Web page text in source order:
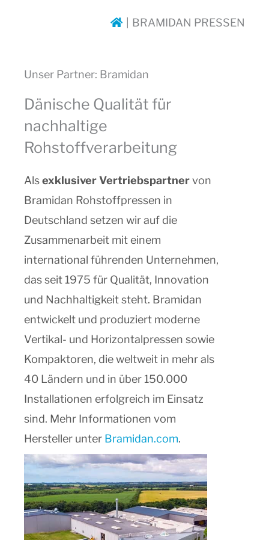
BRAMIDAN PRESSEN
Unser Partner: Bramidan
Dänische Qualität für
nachhaltige
Rohstoffverarbeitung
Alsexklusiver Vertriebspartnervon
Bramidan Rohstoffpressen in
Deutschland setzen wir auf die
Zusammenarbeit mit einem
international führenden Unternehmen,
das seit 1975 für Qualität, Innovation
und Nachhaltigkeit steht. Bramidan
entwickelt und produziert moderne
Vertikal- und Horizontalpressen sowie
Kompaktoren, die weltweit in mehr als
40 Ländern und in über 150.000
Installationen erfolgreich im Einsatz
sind. Mehr Informationen vom
Hersteller unter Bramidan.com.